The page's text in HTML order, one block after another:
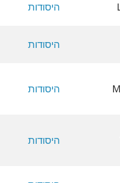
היסודות
היסודות
היסודות
היסודות